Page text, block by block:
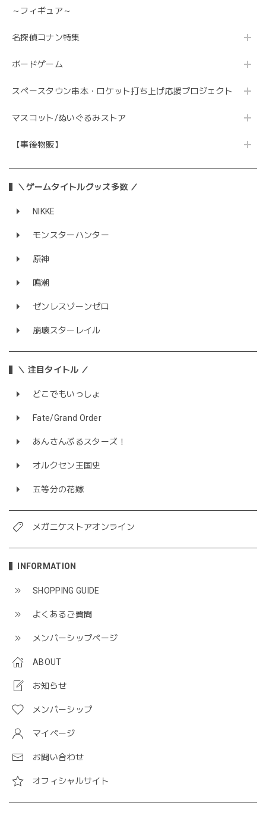
～フィギュア～
名探偵コナン特集
ボードゲーム
スペースタウン串本・ロケット打ち上げ応援プロジェクト
マスコット/ぬいぐるみストア
【事後物販】
＼ゲームタイトルグッズ多数 ／
NIKKE
モンスターハンター
原神
鳴潮
ゼンレスゾーンゼロ
崩壊スターレイル
＼ 注目タイトル ／
どこでもいっしょ
Fate/Grand Order
あんさんぶるスターズ！
オルクセン王国史
五等分の花嫁
メガニケストアオンライン
INFORMATION
SHOPPING GUIDE
よくあるご質問
メンバーシップページ
ABOUT
お知らせ
メンバーシップ
マイページ
お問い合わせ
オフィシャルサイト